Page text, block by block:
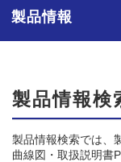
製品情報
製品情報検
製品情報検索では、
曲線図・取扱説明書